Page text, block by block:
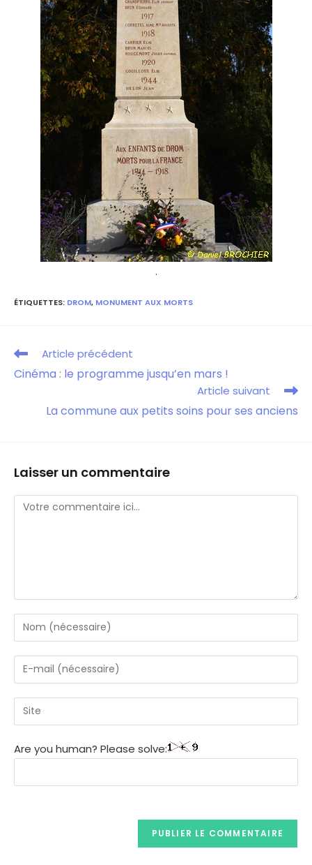
.
ÉTIQUETTES: DROM, MONUMENT AUX MORTS
Article précédent
Cinéma : le programme jusqu’en mars !
Article suivant
La commune aux petits soins pour ses anciens
Laisser un commentaire
Are you human? Please solve: